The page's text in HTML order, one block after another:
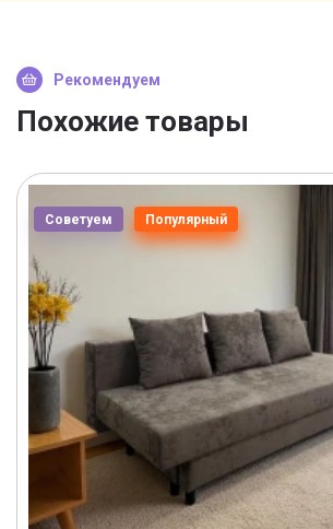
Рекомендуем
Похожие товары
Советуем Популярный